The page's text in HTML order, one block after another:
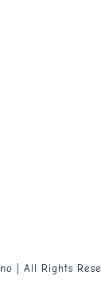
| All Rights